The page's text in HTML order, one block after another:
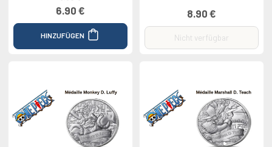
6.90 €
HINZUFÜGEN
8.90 €
Nicht verfügbar